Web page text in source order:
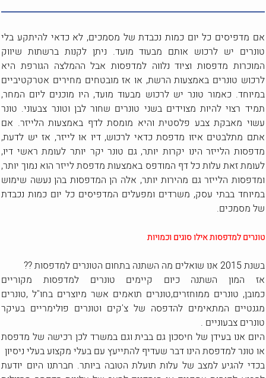
אם מדפיסים כל יום כמות נכבדת של מסמכים, לא כדאי להיתקע בלי
טונרים יש לרכוש אותם מבעוד מועד. ניתן לקנות ברשתות שיווק
המוכרות מדפסות וציוד נלווה למדפסות אבל ההמלצה הגורפת היא
לרכוש טונרים באמצעות הרשת, או אז מובטחים מחירים אטרקטיביים
במיוחד. כאמור טונר יש לרכוש מבעוד מועד, היו מוכנים ליום המחר,
תמיד רצוי להיות מצוידים בשני טונרים שחור לבן וטונר צבעוני. טונר
עשוי מאבקת צבע פלסטית והיא מומסת לדף באמצעות הלייזר. אם
אתם מתלבטים איזו מדפסת כדאי לרכוש, דיו או לייזר, אז יש לדעת,
מדפסות הלייזר הינו יקרות יותר, גם טונר יקר יותר לעומת ראשי דיו,
לעומת זאת עלות כל דף המודפס באמצעות מדפסת לייזר הוא נמוך יותר,
ומדפסות הלייזר גם מהירות יותר, אלה הן המדפסות בהן נעשה שימוש
במיוחד בבתי עסק, משרדים ומפעלים המדפיסים כל יום כמות נכבדת
של מסמכים.
טונרים למדפסות אילו סוגים וכמויות
בשנת 2015 אנו שואלים מה השתנה בתחום הטונרים למדפסות ??
אז המון השתנה כיום קיימים טונרים למדפסות מקוריים
כמובן, טונרים ממוחזרים,טונרים תואמים אשר מיוצרים בחו"ל ,טונרים
מגנטיים המתאימים להדפסה של צ'קים וטונרים פולימריים בעיקר
טונרים צבעוניים .
היום אנו בעידן של חיסכון גם בבית וגם במשרד לכן רכישה של מדפסת
או טונר למדפסת הינו דבר שעדיף להתייעץ עם בעלי מקצוע בעלי ניסיון
בכדי להגיע למצב של עלות תועלת הטובה ביותר. חברתנו היום יודעת